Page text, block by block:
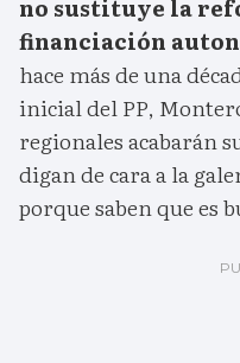
no sustituye la
financiación
hace más de una
inicial del PP,
regionales acabarán
digan de cara a la
porque saben que es